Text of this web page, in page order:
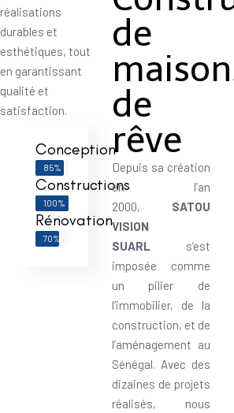
réalisations
durables et
esthétiques, tout
en garantissant
qualité et
satisfaction.
Conception
85%
Constructions
100%
Rénovation
70%
de
de
rêve
Depuis sa création
en l’an
2000, SATOU
VISION
SUARLs’est
imposée comme
un pilier de
l’immobilier, de la
construction, et de
l’aménagement au
Sénégal. Avec des
dizaines de projets
réalisés, nous